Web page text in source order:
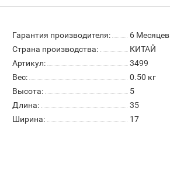
Гарантия производителя:
6 Месяцев
Страна производства:
КИТАЙ
Артикул:
3499
Вес:
0.50 кг
Высота:
5
Длина:
35
Ширина:
17